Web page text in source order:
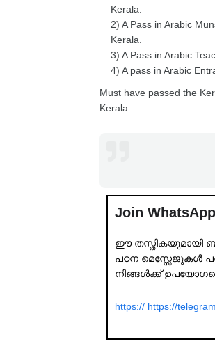
Kerala.
2) A Pass in Arabic
Kerala.
3) A Pass in Arabic
4) A pass in Arabic
Must have passed the
Kerala
Join
ഈ തസ്തികയുമായി
പഠന മെസ്സേജുകൾ
നിങ്ങൾക്ക്
https:// https://